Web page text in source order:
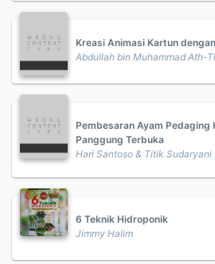
Kreasi Animasi Kartun
Abdullah bin Muhammad Ath-
Pembesaran Ayam Pedaging
Panggung Terbuka
Hari Santoso & Titik Sudaryani
6 Teknik Hidroponik
Jimmy Halim